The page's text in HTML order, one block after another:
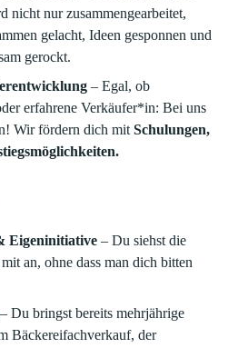
nicht nur zusammengearbeitet,
gelacht, Ideen gesponnen und
gerockt.
– Egal, ob
erfahrene Verkäufer*in: Bei uns
Wir fördern dich mitSchulungen,
Eigeninitiative – Du siehst die
an, ohne dass man dich bitten
– Du bringst bereits mehrjährige
Bäckereifachverkauf, der